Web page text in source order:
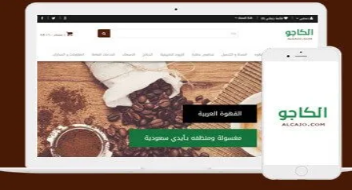
تصميم متجر الكاجو
التفاصيل